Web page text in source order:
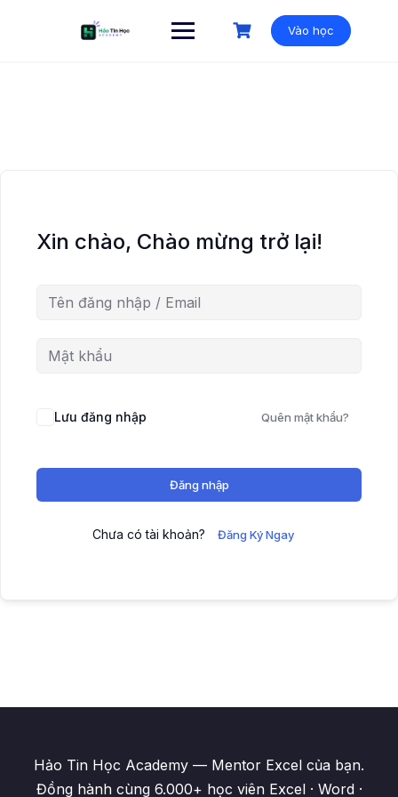
Vào học
Xin chào, Chào mừng trở lại!
Lưu đăng nhập Quên mật khẩu?
Đăng nhập
Chưa có tài khoản? Đăng Ký Ngay
Hảo Tin Học Academy — Mentor Excel của bạn.
Đồng hành cùng 6.000+ học viên Excel · Word ·